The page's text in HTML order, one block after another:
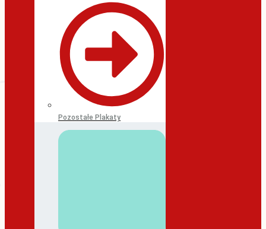
Pozostałe Plakaty